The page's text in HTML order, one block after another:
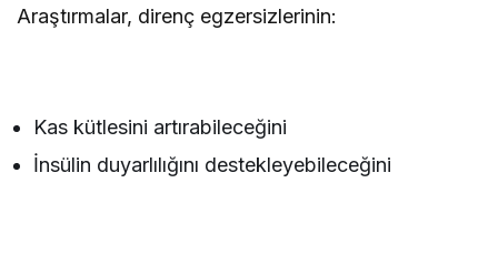
Araştırmalar, direnç egzersizlerinin:
Kas kütlesini artırabileceğini
İnsülin duyarlılığını destekleyebileceğini